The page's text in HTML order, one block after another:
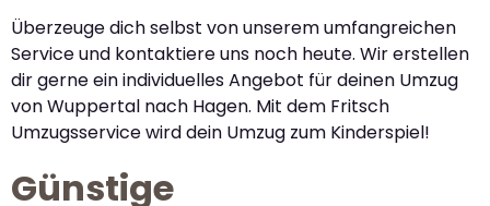
Überzeuge dich selbst von unserem umfangreichen
Service und kontaktiere uns noch heute. Wir erstellen
dir gerne ein individuelles Angebot für deinen Umzug
von Wuppertal nach Hagen. Mit dem Fritsch
Umzugsservice wird dein Umzug zum Kinderspiel!
Günstige